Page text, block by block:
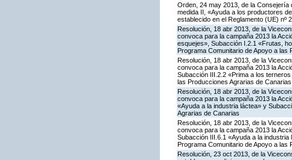
Orden, 24 may 2013, de la
medida II, «Ayuda a los productores
establecido en el Reglamento (UE) nº
Resolución, 18 abr 2013, de la
convoca para la campaña 2013 la
esquejes», Subacción I.2.1 «Frutas,
Programa Comunitario de Apoyo a
Resolución, 18 abr 2013, de la
convoca para la campaña 2013 la
Subacción III.2.2 «Prima a los
las Producciones Agrarias de Canarias
Resolución, 18 abr 2013, de la
convoca para la campaña 2013 la
«Ayuda a la industria láctea» y
Agrarias de Canarias
Resolución, 18 abr 2013, de la
convoca para la campaña 2013 la
Subacción III.6.1 «Ayuda a la
Programa Comunitario de Apoyo a
Resolución, 23 oct 2013, de la